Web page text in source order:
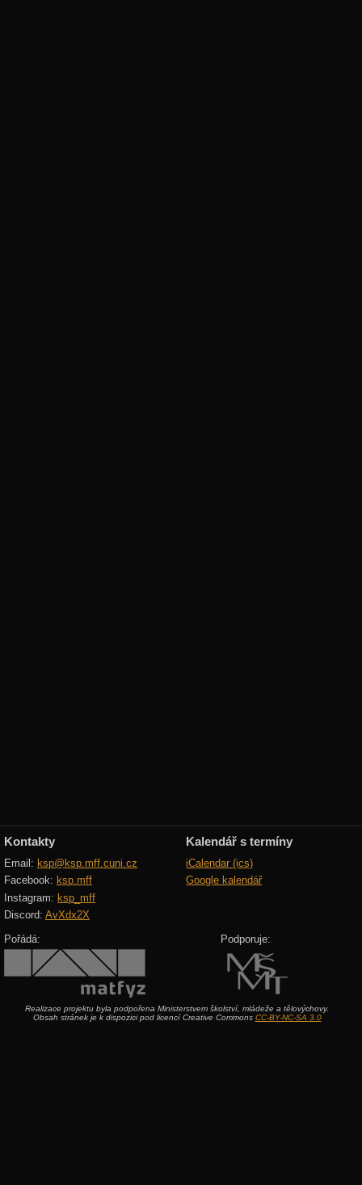
Kontakty
Email: ksp@ksp.mff.cuni.cz
Facebook: ksp.mff
Instagram: ksp_mff
Discord: AvXdx2X
Kalendář s termíny
iCalendar (ics)
Google kalendář
Pořádá: Podporuje:
Realizace projektu byla podpořena Ministerstvem školství, mládeže a tělovýchovy.
Obsah stránek je k dispozici pod licencí Creative Commons CC-BY-NC-SA 3.0